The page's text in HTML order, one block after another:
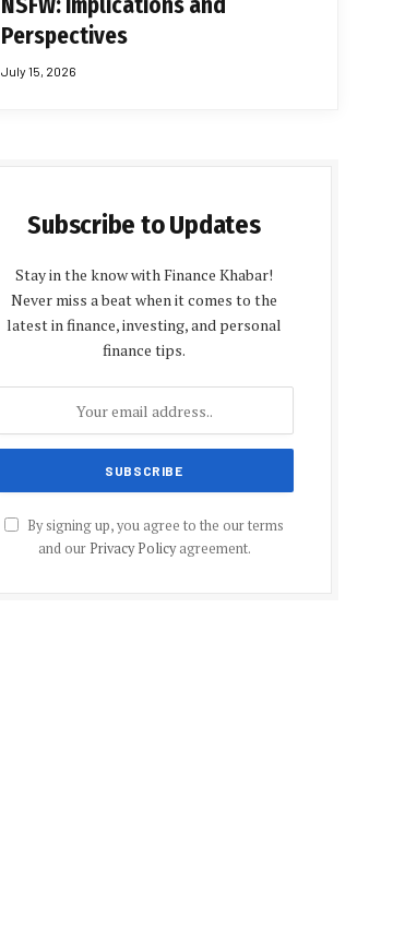
Perspectives
July 15, 2026
Subscribe to Updates
Stay in the know with Finance Khabar!
Never miss a beat when it comes to the
latest in finance, investing, and personal
finance tips.
By signing up, you agree to the our terms
and our Privacy Policyagreement.